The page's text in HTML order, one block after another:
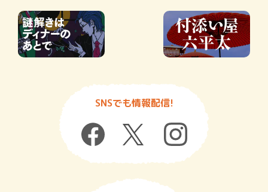
SNSでも情報配信!